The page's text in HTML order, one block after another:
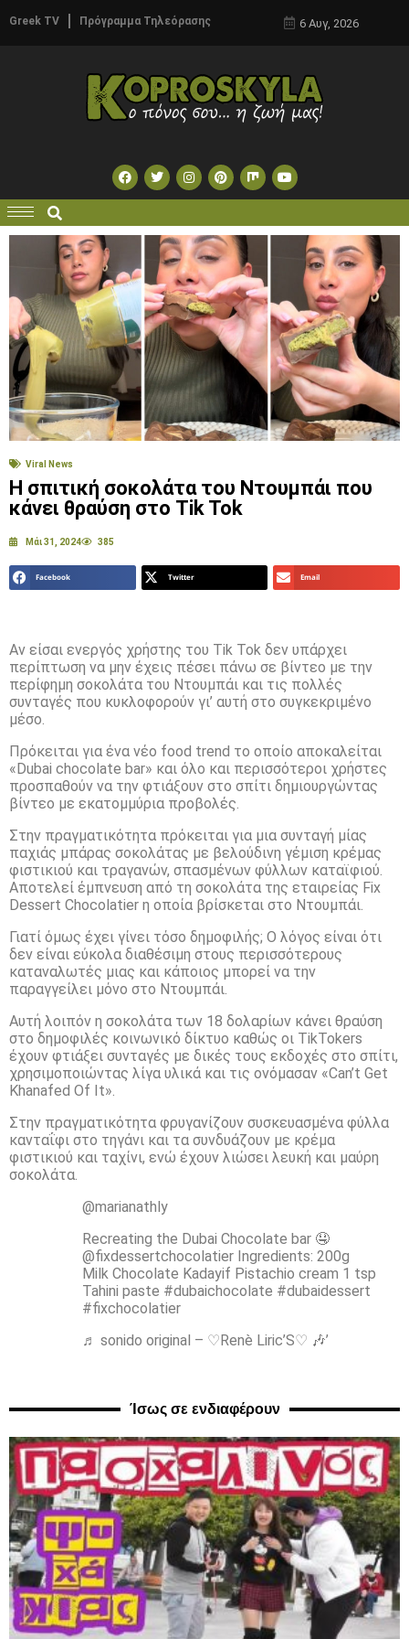
Greek TV Πρόγραμμα Τηλεόρασης 6 Αυγ, 2026
Viral News
Η σπιτική σοκολάτα του Ντουμπάι που
κάνει θραύση στο Tik Tok
Μάι 31, 2024 385
Facebook Twitter Email
Αν είσαι ενεργός χρήστης του Tik Tok δεν υπάρχει
περίπτωση να μην έχεις πέσει πάνω σε βίντεο με την
περίφημη σοκολάτα του Ντουμπάι και τις πολλές
συνταγές που κυκλοφορούν γι’ αυτή στο συγκεκριμένο
μέσο.
Πρόκειται για ένα νέο food trend το οποίο αποκαλείται
«Dubai chocolate bar» και όλο και περισσότεροι χρήστες
προσπαθούν να την φτιάξουν στο σπίτι δημιουργώντας
βίντεο με εκατομμύρια προβολές.
Στην πραγματικότητα πρόκειται για μια συνταγή μίας
παχιάς μπάρας σοκολάτας με βελούδινη γέμιση κρέμας
φιστικιού και τραγανών, σπασμένων φύλλων καταϊφιού.
Αποτελεί έμπνευση από τη σοκολάτα της εταιρείας Fix
Dessert Chocolatier η οποία βρίσκεται στο Ντουμπάι.
Γιατί όμως έχει γίνει τόσο δημοφιλής; Ο λόγος είναι ότι
δεν είναι εύκολα διαθέσιμη στους περισσότερους
καταναλωτές μιας και κάποιος μπορεί να την
παραγγείλει μόνο στο Ντουμπάι.
Αυτή λοιπόν η σοκολάτα των 18 δολαρίων κάνει θραύση
στο δημοφιλές κοινωνικό δίκτυο καθώς οι TikTokers
έχουν φτιάξει συνταγές με δικές τους εκδοχές στο σπίτι,
χρησιμοποιώντας λίγα υλικά και τις ονόμασαν «Can’t Get
Khanafed Of It».
Στην πραγματικότητα φρυγανίζουν συσκευασμένα φύλλα
κανταΐφι στο τηγάνι και τα συνδυάζουν με κρέμα
φιστικιού και ταχίνι, ενώ έχουν λιώσει λευκή και μαύρη
σοκολάτα.
@marianathly
Recreating the Dubai Chocolate bar 🤤
@fixdessertchocolatier Ingredients: 200g
Milk Chocolate Kadayif Pistachio cream 1 tsp
Tahini paste #dubaichocolate #dubaidessert
#fixchocolatier
♬ sonido original – ♡Renè Liric’S♡ 🎶’
Ίσως σε ενδιαφέρουν